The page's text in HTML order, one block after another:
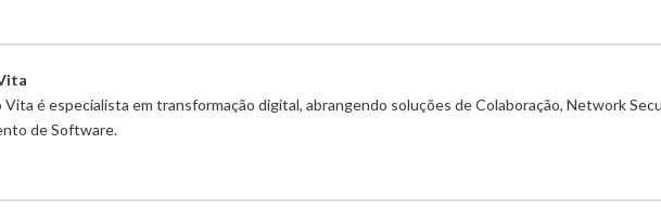
Vita é especialista em transformação digital, abrangendo soluções de Colaboração, Network
de Software.